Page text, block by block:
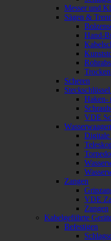
Messer und
Sägen &
Hand-
Scheren
Haken-
VDE
Wasserwaagen
Digitale
Zangen
VDE
Zangen
Kabelgeführte
Befestigen